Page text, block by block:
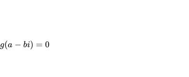
g(a-
g(a − bi) = 0